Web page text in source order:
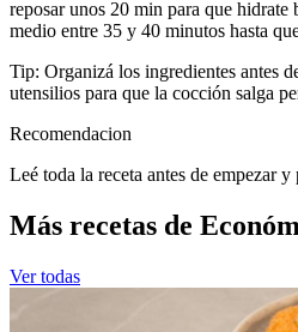
reposar unos 20 min para que
medio entre 35 y 40 minutos hasta
Tip: Organizá los ingredientes antes
utensilios para que la cocción salga
Recomendacion
Leé toda la receta antes de empezar
Más recetas de
Ver todas